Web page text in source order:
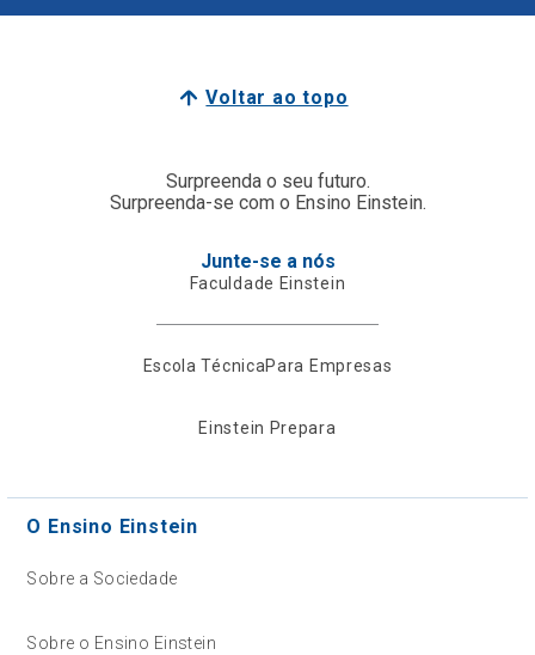
Voltar ao topo
Surpreenda o seu futuro.
Surpreenda-se com o Ensino Einstein.
Junte-se a nós
Faculdade Einstein
Escola TécnicaPara Empresas
Einstein Prepara
O Ensino Einstein
Sobre a Sociedade
Sobre o Ensino Einstein